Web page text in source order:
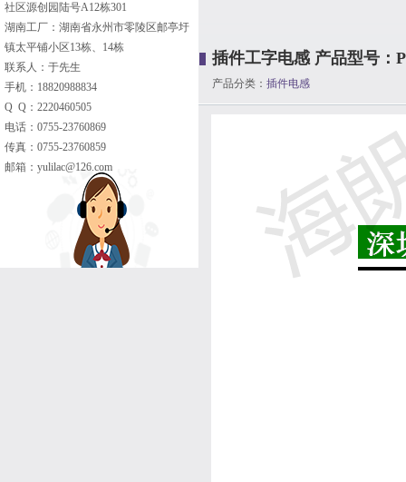
社区源创园陆号A12栋301
湖南工厂：湖南省永州市零陵区邮亭圩
镇太平铺小区13栋、14栋
联系人：于先生
手机：18820988834
Q Q：2220460505
电话：0755-23760869
传真：0755-23760859
邮箱： yulilac@126.com
插件工字电感 产品型号：
产品分类： 插件电感